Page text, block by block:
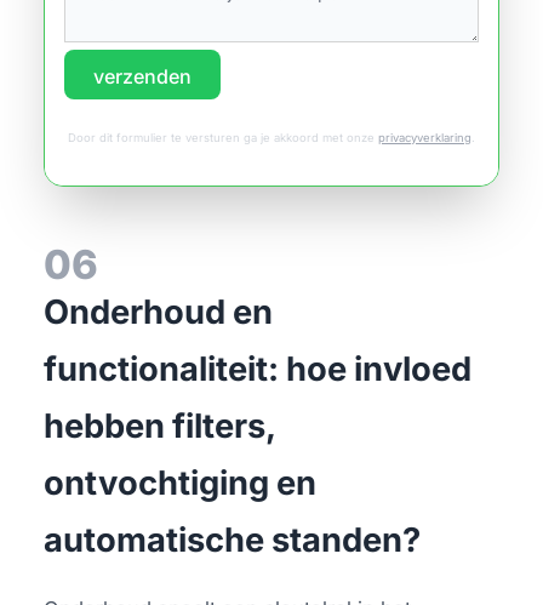
verzenden
Door dit formulier te versturen ga je akkoord met onze privacyverklaring
06
Onderhoud en
functionaliteit: hoe invloed
hebben filters,
ontvochtiging en
automatische standen?